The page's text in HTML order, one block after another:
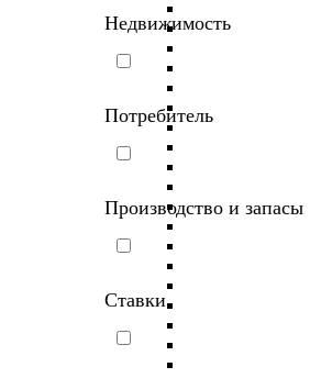
Недвижимость
Потребитель
Производство и запасы
Ставки